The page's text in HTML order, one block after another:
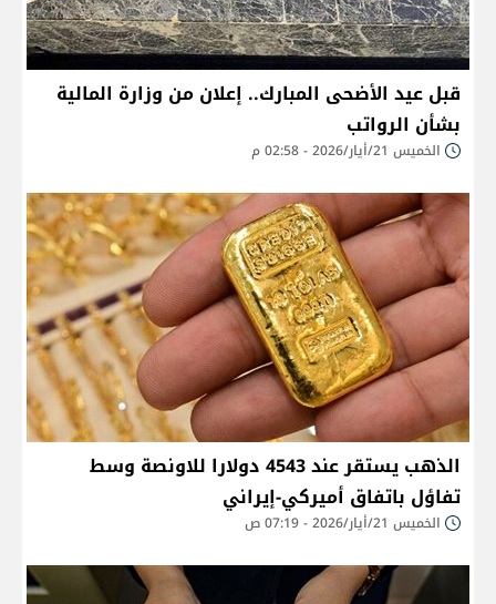
قبل عيد الأضحى المبارك.. إعلان من وزارة المالية
بشأن الرواتب
الخميس 21/أيار/2026 - 02:58 م
الذهب يستقر عند 4543 دولارا للاونصة وسط
تفاؤل باتفاق أميركي-إيراني
الخميس 21/أيار/2026 - 07:19 ص